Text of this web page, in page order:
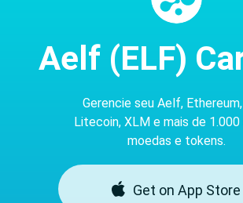
Aelf (ELF)
Gerencie seu Aelf, Ethereum,
Litecoin, XLM e mais de
moedas e tokens.
Get on App Store